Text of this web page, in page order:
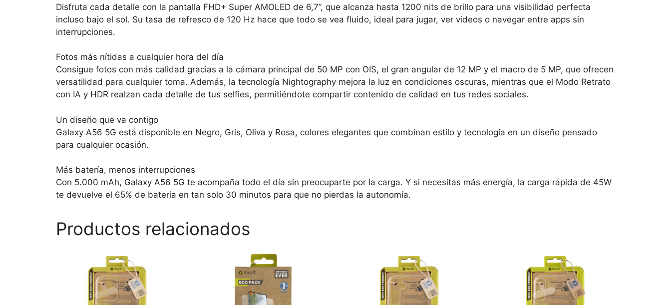
Disfruta cada detalle con la pantalla FHD+ Super AMOLED de 6,7”, que alcanza hasta 1200 nits de brillo para una visibilidad perfecta
incluso bajo el sol. Su tasa de refresco de 120 Hz hace que todo se vea fluido, ideal para jugar, ver videos o navegar entre apps sin
interrupciones.
Fotos más nítidas a cualquier hora del día
Consigue fotos con más calidad gracias a la cámara principal de 50 MP con OIS, el gran angular de 12 MP y el macro de 5 MP, que ofrecen
versatilidad para cualquier toma. Además, la tecnología Nightography mejora la luz en condiciones oscuras, mientras que el Modo Retrato
con IA y HDR realzan cada detalle de tus selfies, permitiéndote compartir contenido de calidad en tus redes sociales.
Un diseño que va contigo
Galaxy A56 5G está disponible en Negro, Gris, Oliva y Rosa, colores elegantes que combinan estilo y tecnología en un diseño pensado
para cualquier ocasión.
Más batería, menos interrupciones
Con 5.000 mAh, Galaxy A56 5G te acompaña todo el día sin preocuparte por la carga. Y si necesitas más energía, la carga rápida de 45W
te devuelve el 65% de batería en tan solo 30 minutos para que no pierdas la autonomía.
Productos relacionados